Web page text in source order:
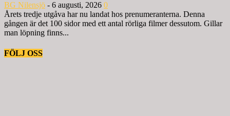
BG Nilensjö - 6 augusti, 2026 0
Årets tredje utgåva har nu landat hos prenumeranterna. Denna
gången är det 100 sidor med ett antal rörliga filmer dessutom. Gillar
man löpning finns...
FÖLJ OSS